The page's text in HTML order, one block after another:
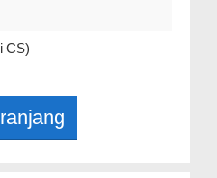
CS)